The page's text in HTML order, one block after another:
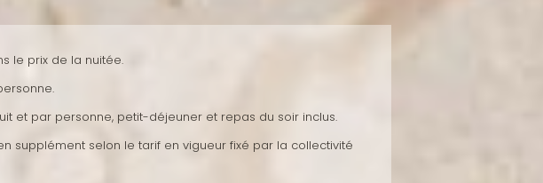
le prix de la nuitée.
et par personne, petit-déjeuner et repas du soir inclus.
supplément selon le tarif en vigueur fixé par la collectivité